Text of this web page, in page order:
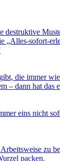
destruktive
„Alles-sofort-
die immer
– dann hat das
eins nicht
zu
packen.